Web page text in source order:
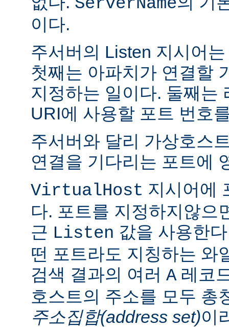
이다.
주서버의 Listen 지시어
첫째는 아파치가 연결할
지정하는 일이다. 둘째는
URI에 사용할 포트 번호
주서버와 달리 가상호스
연결을 기다리는 포트에
VirtualHost 지시어에
다. 포트를 지정하지않으
근 Listen 값을 사용한
떤 포트라도 지칭하는 와
검색 결과의 여러 A 레코
호스트의 주소를 모두 총
주소집합(address set)이